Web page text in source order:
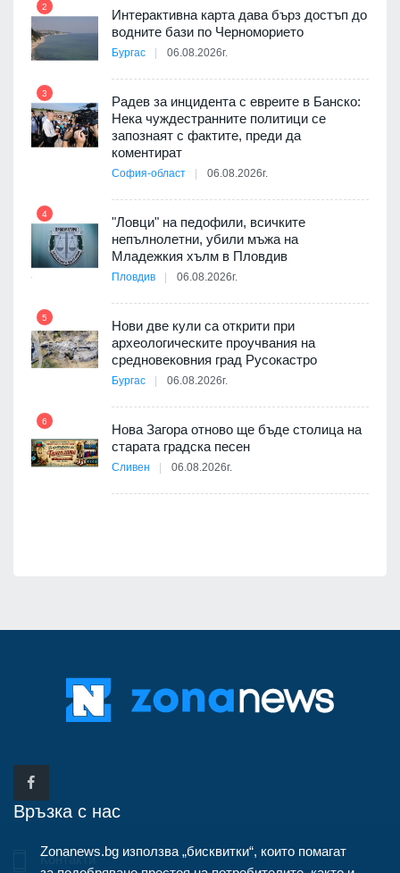
2
Интерактивна карта дава бърз достъп до
водните бази по Черноморието
Бургас 06.08.2026г.
3
Радев за инцидента с евреите в Банско:
Нека чуждестранните политици се
запознаят с фактите, преди да
коментират
София-област 06.08.2026г.
4
"Ловци" на педофили, всичките
непълнолетни, убили мъжа на
Младежкия хълм в Пловдив
Пловдив 06.08.2026г.
5
Нови две кули са открити при
археологическите проучвания на
средновековния град Русокастро
Бургас 06.08.2026г.
6
Нова Загора отново ще бъде столица на
старата градска песен
Сливен 06.08.2026г.
Връзка с нас
Контакти
Zonanews.bg използва „бисквитки“, които помагат